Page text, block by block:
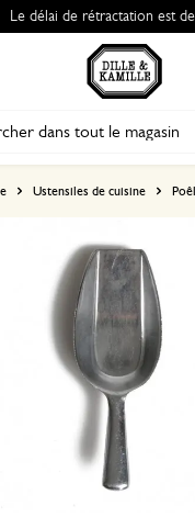
Le délai de rétractation est
Ustensiles de cuisine